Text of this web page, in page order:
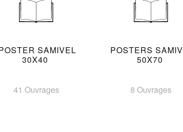
SAMIVEL
30X40
41 Ouvrages
POSTERS
50X70
8 Ouvrages